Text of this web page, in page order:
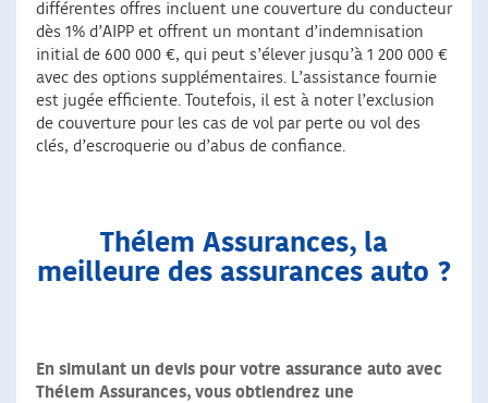
différentes offres incluent une couverture du conducteur
dès 1% d’AIPP et offrent un montant d’indemnisation
initial de 600 000 €, qui peut s’élever jusqu’à 1 200 000 €
avec des options supplémentaires. L’assistance fournie
est jugée efficiente. Toutefois, il est à noter l’exclusion
de couverture pour les cas de vol par perte ou vol des
clés, d’escroquerie ou d’abus de confiance.
Thélem Assurances, la
meilleure des assurances auto ?
En simulant un devis pour votre assurance auto avec
Thélem Assurances, vous obtiendrez une